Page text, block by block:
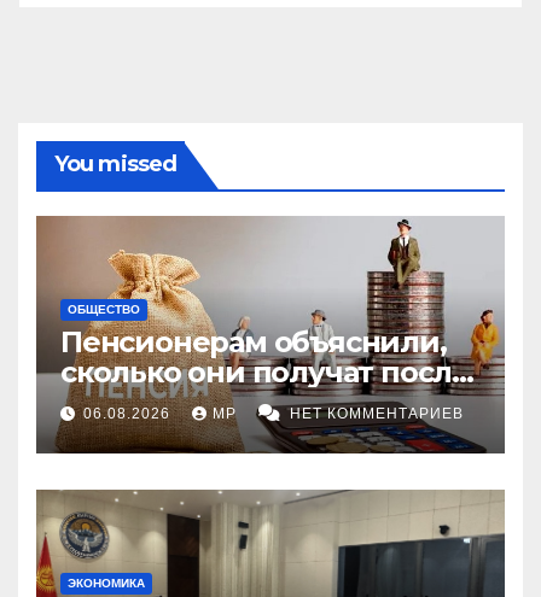
You missed
ОБЩЕСТВО
Пенсионерам объяснили,
сколько они получат после
индексации
06.08.2026 MP НЕТ КОММЕНТАРИЕВ
ЭКОНОМИКА